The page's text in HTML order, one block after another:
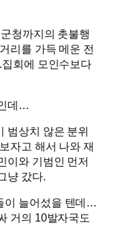
청까지의 촛불행
리를 가득 메운 전
회에 모인수보다
데…
범상치 않은 분위
자고 해서 나와 재
이와 기범인 먼저
냥 갔다.
이 늘어섰을 텐데…
거의 10발자국도